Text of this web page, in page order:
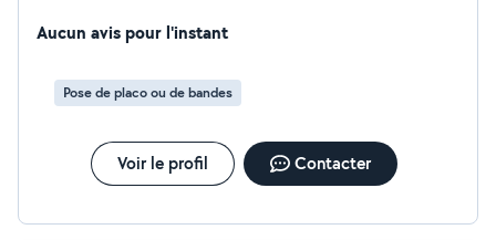
Aucun avis pour l'instant
Pose de placo ou de bandes
Voir le profil Contacter